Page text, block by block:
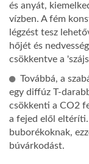
és anyát,
vízben. A fém
légzést tesz
hőjét és
csökkentve a
Továbbá, a
egy diffúz T-
csökkenti a CO2
a fejed elől
buborékoknak,
búvárkodást.